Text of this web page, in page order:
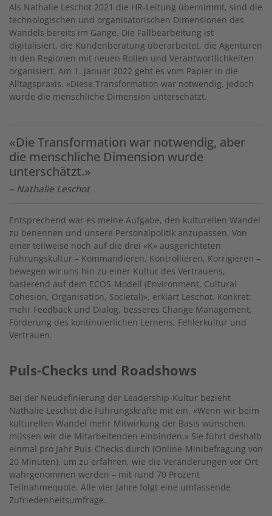
Als Nathalie Leschot 2021 die HR-Leitung übernimmt, sind die
technologischen und organisatorischen Dimensionen des
Wandels bereits im Gange. Die Fallbearbeitung ist
digitalisiert, die Kundenberatung überarbeitet, die Agenturen
in den Regionen mit neuen Rollen und Verantwortlichkeiten
organisiert. Am 1. Januar 2022 geht es vom Papier in die
Alltagspraxis. «Diese Transformation war notwendig, jedoch
wurde die menschliche Dimension unterschätzt.
«Die Transformation war notwendig, aber
die menschliche Dimension wurde
unterschätzt.»
– Nathalie Leschot
Entsprechend war es meine Aufgabe, den kulturellen Wandel
zu benennen und unsere Personalpolitik anzupassen. Von
einer teilweise noch auf die drei «K» ausgerichteten
Führungskultur – Kommandieren, Kontrollieren, Korrigieren –
bewegen wir uns hin zu einer Kultur des Vertrauens,
basierend auf dem ECOS-Modell (Environment, Cultural
Cohesion, Organisation, Societal)», erklärt Leschot. Konkret:
mehr Feedback und Dialog, besseres Change Management,
Förderung des kontinuierlichen Lernens, Fehlerkultur und
Vertrauen.
Puls-Checks und Roadshows
Bei der Neudefinierung der Leadership-Kultur bezieht
Nathalie Leschot die Führungskräfte mit ein. «Wenn wir beim
kulturellen Wandel mehr Mitwirkung der Basis wünschen,
müssen wir die Mitarbeitenden einbinden.» Sie führt deshalb
einmal pro Jahr Puls-Checks durch (Online-Minibefragung von
20 Minuten), um zu erfahren, wie die Veränderungen vor Ort
wahrgenommen werden – mit rund 70 Prozent
Teilnahmequote. Alle vier Jahre folgt eine umfassende
Zufriedenheitsumfrage.